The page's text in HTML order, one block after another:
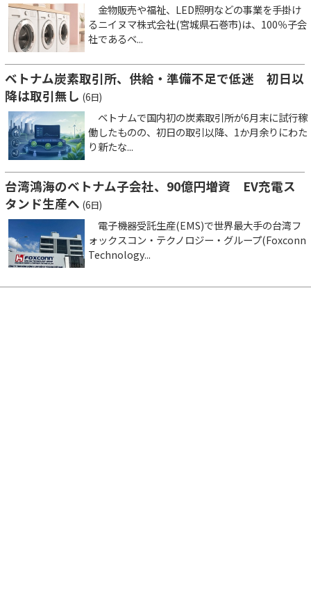
金物販売や福祉、LED照明などの事業を手掛け
るニイヌマ株式会社(宮城県石巻市)は、100％子会
社であるベ...
ベトナム炭素取引所、供給・準備不足で低迷 初日以
降は取引無し (6日)
ベトナムで国内初の炭素取引所が6月末に試行稼
働したものの、初日の取引以降、1か月余りにわた
り新たな...
台湾鴻海のベトナム子会社、90億円増資 EV充電ス
タンド生産へ (6日)
電子機器受託生産(EMS)で世界最大手の台湾フ
ォックスコン・テクノロジー・グループ(Foxconn
Technology...